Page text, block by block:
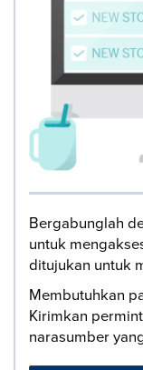
Bergabunglah
untuk
ditujukan untuk
Membutuhkan
Kirimkan
narasumber